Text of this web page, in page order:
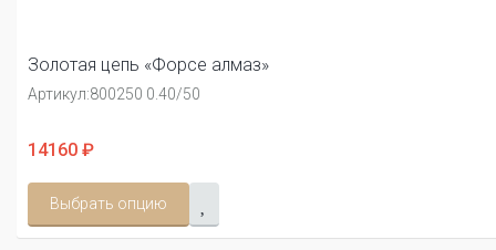
Золотая цепь «Форсе алмаз»
Артикул:800250 0.40/50
14160 ₽
Выбрать опцию